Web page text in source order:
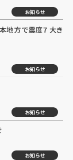
お知らせ
地方で震度7 大き
お知らせ
お知らせ
お知らせ